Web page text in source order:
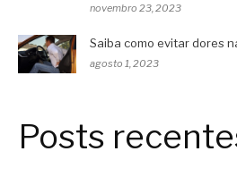
novembro 23, 2023
Saiba como evitar dores
agosto 1, 2023
Posts